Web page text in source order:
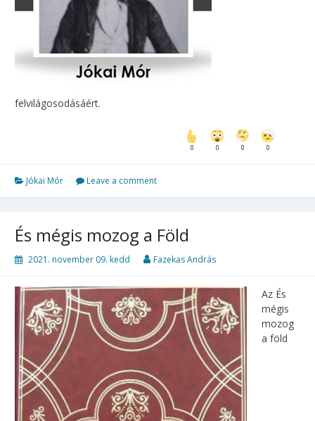
felvilágosodásáért.
0 0 0 0
Jókai Mór Leave a comment
És ​mégis mozog a Föld
2021. november 09. kedd Fazekas András
Az ​És
mégis
mozog
a föld